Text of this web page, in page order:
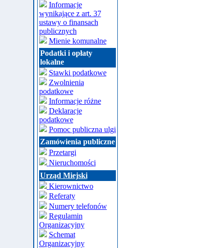
Informacje
wynikające z art. 37
ustawy o finansach
publicznych
Mienie komunalne
Podatki i opłaty
lokalne
Stawki podatkowe
Zwolnienia
podatkowe
Informacje różne
Deklaracje
podatkowe
Pomoc publiczna ulgi
Zamówienia publiczne
Przetargi
Nieruchomości
Urząd Miejski
Kierownictwo
Referaty
Numery telefonów
Regulamin
Organizacyjny
Schemat
Organizacyjny